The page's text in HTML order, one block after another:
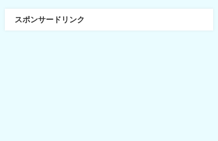
スポンサードリンク